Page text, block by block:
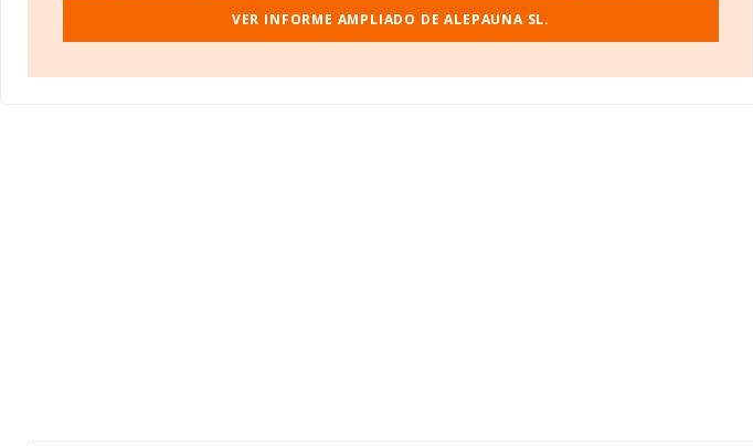
En relación con el sector y disponiendo de los datos de hasta 231.218 empresas, la facturación en el
ámbito nacional alcanza los 29.817 millones de euros y la media entre todas las compañías es de
datos INFORMA constan 39467 empresas, cuyas ventas han alcanzado los 14.368 millones de euros.
VER INFORME AMPLIADO DE ALEPAUNA SL.